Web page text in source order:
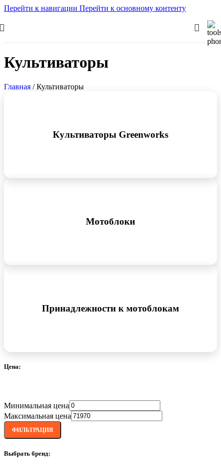
Перейти к навигации Перейти к основному контенту
Культиваторы
Главная / Культиваторы
Культиваторы Greenworks
Мотоблоки
Принадлежности к мотоблокам
Цена:
Минимальная цена
Максимальная цена
ФИЛЬТРАЦИЯ
Выбрать бренд: